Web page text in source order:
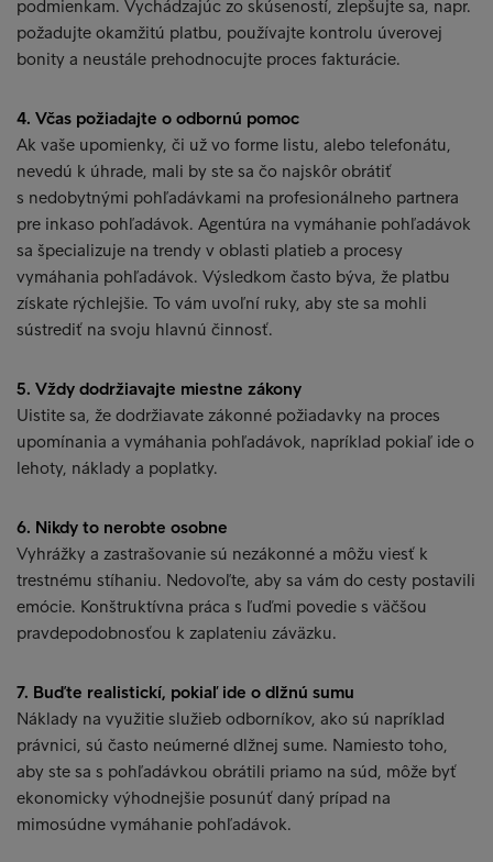
podmienkam. Vychádzajúc zo skúseností, zlepšujte sa, napr.
požadujte okamžitú platbu, používajte kontrolu úverovej
bonity a neustále prehodnocujte proces fakturácie.
4. Včas požiadajte o odbornú pomoc
Ak vaše upomienky, či už vo forme listu, alebo telefonátu,
nevedú k úhrade, mali by ste sa čo najskôr obrátiť
s nedobytnými pohľadávkami na profesionálneho partnera
pre inkaso pohľadávok. Agentúra na vymáhanie pohľadávok
sa špecializuje na trendy v oblasti platieb a procesy
vymáhania pohľadávok. Výsledkom často býva, že platbu
získate rýchlejšie. To vám uvoľní ruky, aby ste sa mohli
sústrediť na svoju hlavnú činnosť.
5. Vždy dodržiavajte miestne zákony
Uistite sa, že dodržiavate zákonné požiadavky na proces
upomínania a vymáhania pohľadávok, napríklad pokiaľ ide o
lehoty, náklady a poplatky.
6. Nikdy to nerobte osobne
Vyhrážky a zastrašovanie sú nezákonné a môžu viesť k
trestnému stíhaniu. Nedovoľte, aby sa vám do cesty postavili
emócie. Konštruktívna práca s ľuďmi povedie s väčšou
pravdepodobnosťou k zaplateniu záväzku.
7. Buďte realistickí, pokiaľ ide o dlžnú sumu
Náklady na využitie služieb odborníkov, ako sú napríklad
právnici, sú často neúmerné dlžnej sume. Namiesto toho,
aby ste sa s pohľadávkou obrátili priamo na súd, môže byť
ekonomicky výhodnejšie posunúť daný prípad na
mimosúdne vymáhanie pohľadávok.